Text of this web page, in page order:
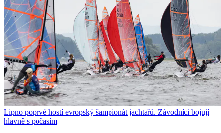
Lipno poprvé hostí evropský šampionát jachtařů. Závodníci bojují
hlavně s počasím